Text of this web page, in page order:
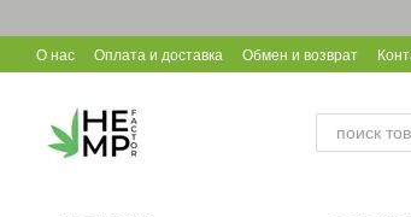
О нас Оплата и доставка Обмен и возврат